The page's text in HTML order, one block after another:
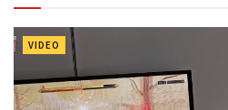
VIDEO